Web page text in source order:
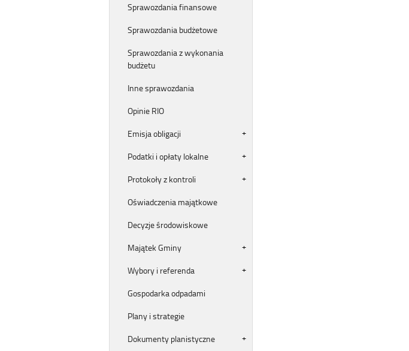
Sprawozdania finansowe
Sprawozdania budżetowe
Sprawozdania z wykonania
budżetu
Inne sprawozdania
Opinie RIO
Emisja obligacji
Podatki i opłaty lokalne
Protokoły z kontroli
Oświadczenia majątkowe
Decyzje środowiskowe
Majątek Gminy
Wybory i referenda
Gospodarka odpadami
Plany i strategie
Dokumenty planistyczne